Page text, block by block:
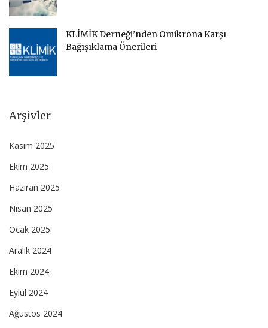
KLİMİK Derneği’nden Omikrona Karşı
Bağışıklama Önerileri
Arşivler
Kasım 2025
Ekim 2025
Haziran 2025
Nisan 2025
Ocak 2025
Aralık 2024
Ekim 2024
Eylül 2024
Ağustos 2024